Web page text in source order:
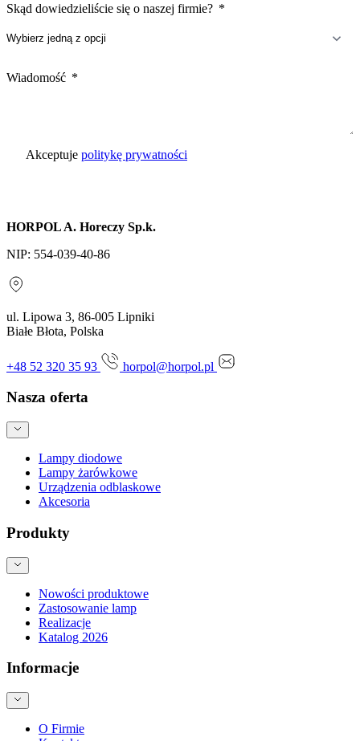
Skąd dowiedzieliście się o naszej firmie?
Wiadomość
Akceptuje politykę prywatności
HORPOL A. Horeczy Sp.k.
NIP: 554-039-40-86
ul. Lipowa 3, 86-005 Lipniki
Białe Błota, Polska
+48 52 320 35 93 horpol@horpol.pl
Nasza oferta
Lampy diodowe
Lampy żarówkowe
Urządzenia odblaskowe
Akcesoria
Produkty
Nowości produktowe
Zastosowanie lamp
Realizacje
Katalog 2026
Informacje
O Firmie